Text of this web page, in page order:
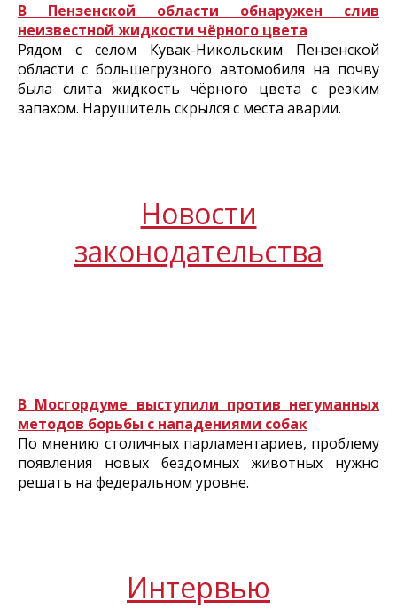
В Пензенской области обнаружен слив
неизвестной жидкости чёрного цвета
Рядом с селом Кувак-Никольским Пензенской
области с большегрузного автомобиля на почву
была слита жидкость чёрного цвета с резким
запахом. Нарушитель скрылся с места аварии.
Новости
законодательства
В Мосгордуме выступили против негуманных
методов борьбы с нападениями собак
По мнению столичных парламентариев, проблему
появления новых бездомных животных нужно
решать на федеральном уровне.
Интервью